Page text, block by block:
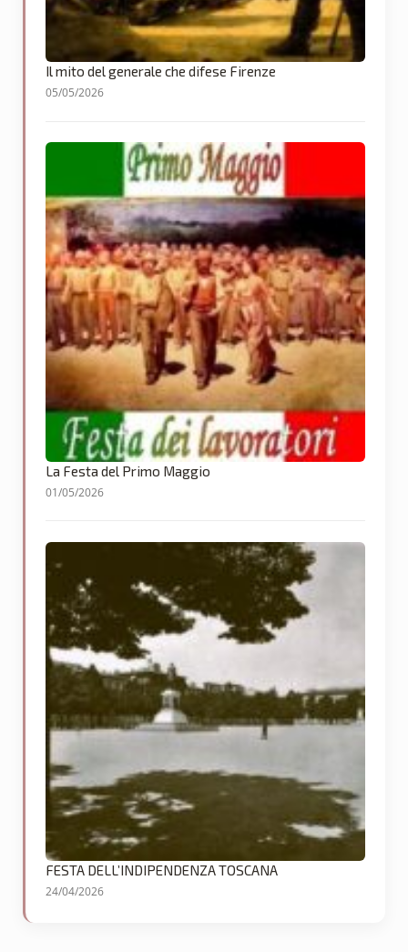
Il mito del generale che difese Firenze
05/05/2026
La Festa del Primo Maggio
01/05/2026
FESTA DELL’INDIPENDENZA TOSCANA
24/04/2026